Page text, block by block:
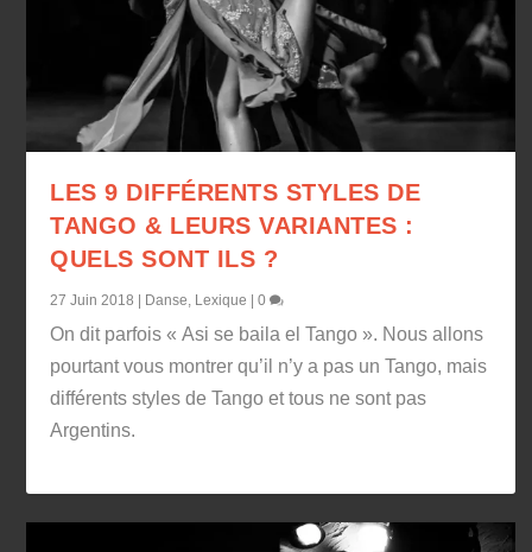
LES 9 DIFFÉRENTS STYLES DE
TANGO & LEURS VARIANTES :
QUELS SONT ILS ?
27 Juin 2018 Danse, Lexique |0
On dit parfois « Asi se baila el Tango ». Nous allons
pourtant vous montrer qu’il n’y a pas un Tango, mais
différents styles de Tango et tous ne sont pas
Argentins.